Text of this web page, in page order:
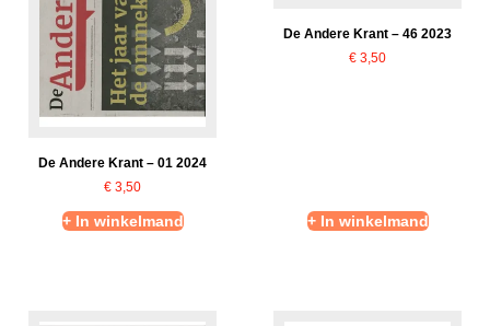
De Andere Krant – 01 2024
€ 3,50
+ In winkelmand
De Andere Krant – 46 2023
€ 3,50
+ In winkelmand